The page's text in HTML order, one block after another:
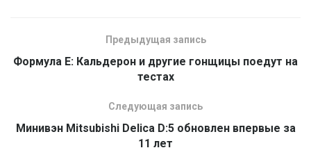
Предыдущая запись
Формула E: Кальдерон и другие гонщицы поедут на
тестах
Следующая запись
Минивэн Mitsubishi Delica D:5 обновлен впервые за
11 лет